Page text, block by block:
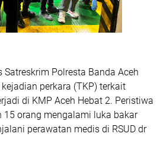
Satreskrim Polresta Banda Aceh
perkara (TKP) terkait
di KMP Aceh Hebat 2. Peristiwa
15 orang mengalami luka bakar
perawatan medis di RSUD dr